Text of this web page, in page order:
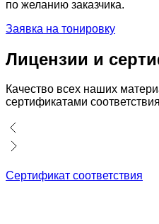
по желанию заказчика.
Заявка на тонировку
Лицензии и
Качество всех наших
сертификатами соответствия
Сертификат соответствия